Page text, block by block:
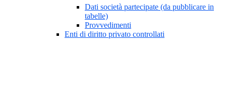
Dati società partecipate (da pubblicare in
tabelle)
Provvedimenti
Enti di diritto privato controllati